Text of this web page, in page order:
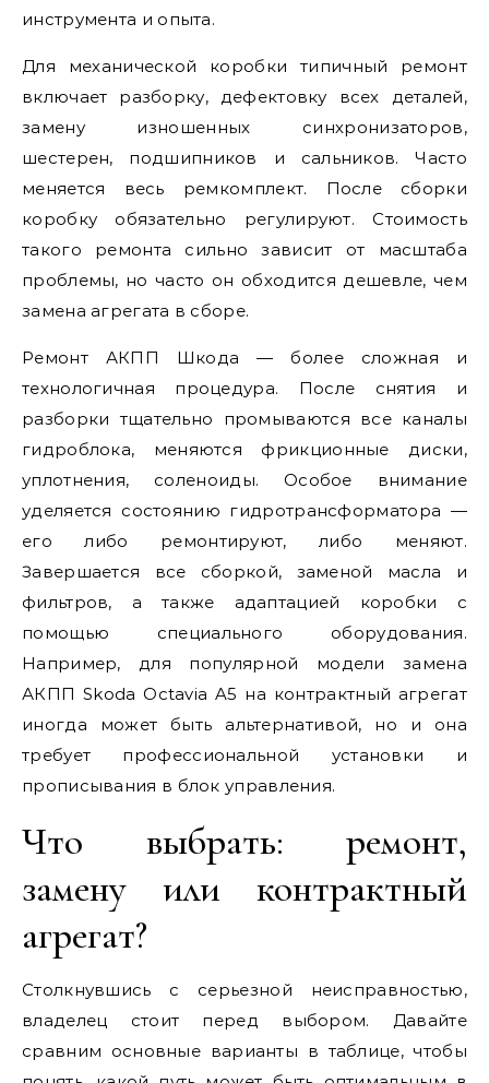
инструмента и опыта.
Для механической коробки типичный ремонт
включает разборку, дефектовку всех деталей,
замену изношенных синхронизаторов,
шестерен, подшипников и сальников. Часто
меняется весь ремкомплект. После сборки
коробку обязательно регулируют. Стоимость
такого ремонта сильно зависит от масштаба
проблемы, но часто он обходится дешевле, чем
замена агрегата в сборе.
Ремонт АКПП Шкода — более сложная и
технологичная процедура. После снятия и
разборки тщательно промываются все каналы
гидроблока, меняются фрикционные диски,
уплотнения, соленоиды. Особое внимание
уделяется состоянию гидротрансформатора —
его либо ремонтируют, либо меняют.
Завершается все сборкой, заменой масла и
фильтров, а также адаптацией коробки с
помощью специального оборудования.
Например, для популярной модели замена
АКПП Skoda Octavia A5 на контрактный агрегат
иногда может быть альтернативой, но и она
требует профессиональной установки и
прописывания в блок управления.
Что выбрать: ремонт,
замену или контрактный
агрегат?
Столкнувшись с серьезной неисправностью,
владелец стоит перед выбором. Давайте
сравним основные варианты в таблице, чтобы